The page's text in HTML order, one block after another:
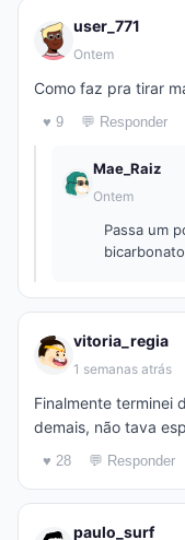
user_771
Ontem
Como faz pra tirar
♥ 9 💬 Responder
Mae_Raiz
Ontem
Passa um
vitoria_regia
1 semanas atrás
Finalmente terminei
demais, não tava
♥ 28 💬 Responder
paulo_surf